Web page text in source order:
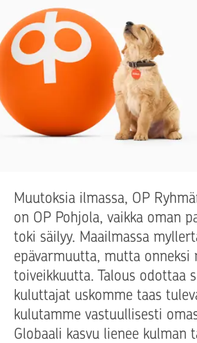
Muutoksia ilmassa, OP
on OP Pohjola, vaikka oman
toki säilyy. Maailmassa
epävarmuutta, mutta onneksi
toiveikkuutta. Talous odottaa
kuluttajat uskomme taas
kulutamme vastuullisesti
Globaali kasvu lienee kulman